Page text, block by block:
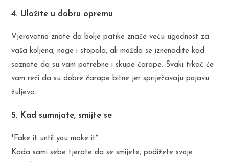
4. Uložite u dobru opremu
Vjerovatno znate da bolje patike znače veću ugodnost za
vaša koljena, noge i stopala, ali možda se iznenadite kad
saznate da su vam potrebne i skupe čarape. Svaki trkač će
vam reći da su dobre čarape bitne jer spriječavaju pojavu
žuljeva.
5. Kad sumnjate, smijte se
*Fake it until you make it*
Kada sami sebe tjerate da se smijete, podižete svoje